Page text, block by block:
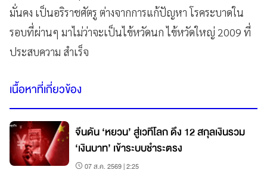
มั่นคง เป็นอริราชศัตรู ต่างจากการแก้ปัญหา โรคระบาดใน
รอบที่ผ่านๆ มาไม่ว่าจะเป็นไข้หวัดนก ไข้หวัดใหญ่ 2009 ที่
ประสบความ สําเร็จ
เนื้อหาที่เกี่ยวข้อง
จีนดัน ‘หยวน’ สู่เวทีโลก ดึง 12 สกุลเงินรวม
‘เงินบาท’ เข้าระบบชำระตรง
07 ส.ค. 2569 | 2:25